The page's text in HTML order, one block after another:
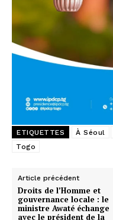
ETIQUETTES À Séoul
Togo
Article précédent
Droits de l’Homme et
gouvernance locale : le
ministre Awaté échange
avec le président de la